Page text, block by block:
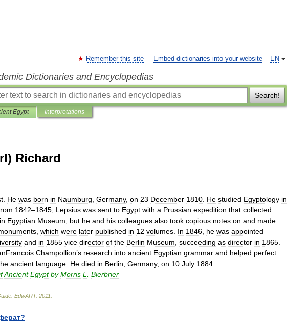
EN
Remember this site Embed dictionaries into your website
Dictionaries and Encyclopedias
Search!
Egypt Interpretations
Richard
He was born in Naumburg Germany, on 23 December 1810 He studied Egyptology in
1842–1845 Lepsius was sent to Egypt with a Prussian expedition that collected
Egyptian Museum but he and his colleagues also took copious notes on and made
which were later published in 12 volumes In 1846 he was appointed
and in 1855 vice director of the Berlin Museum succeeding as director in 1865
Champollion’s research into ancient Egyptian grammar and helped perfect
ancient language He died in Berlin Germany, on 10 July 1884
Ancient Egypt by Morris L Bierbrier
EdwART. 2011